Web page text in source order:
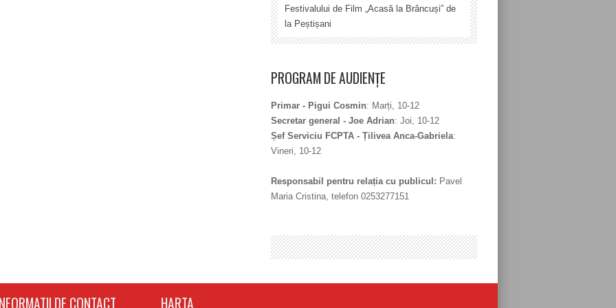
Festivalului de Film „Acasă la Brâncuși” de
la Peștișani
PROGRAM DE AUDIENȚE
Primar - Pigui Cosmin: Marți, 10-12
Secretar general - Joe Adrian: Joi, 10-12
Șef Serviciu FCPTA - Țilivea Anca-Gabriela:
Vineri, 10-12
Responsabil pentru relația cu publicul: Pavel
Maria Cristina, telefon 0253277151
DE CONTACT HARTA